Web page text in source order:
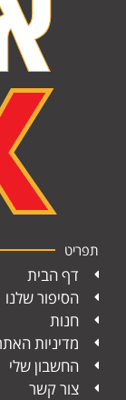
תפריט
דף הבית
הסיפור שלנו
חנות
מדיניות
החשבון שלי
צור קשר